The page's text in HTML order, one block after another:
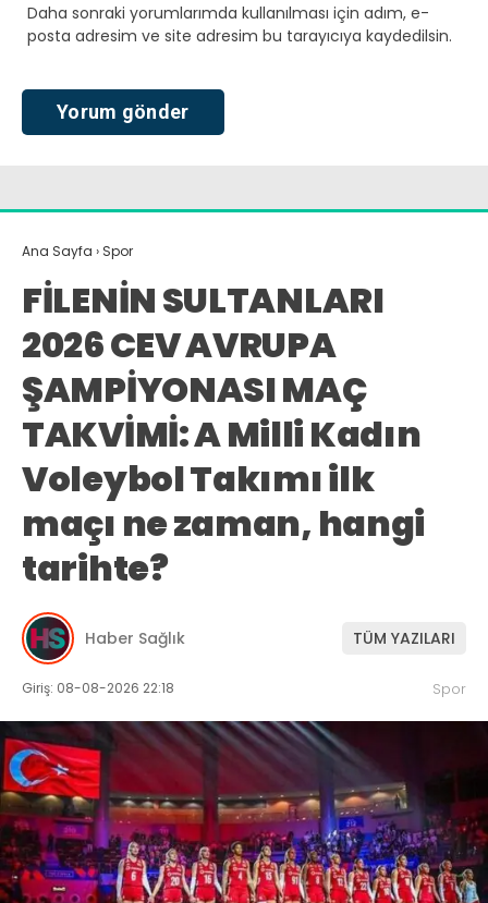
Daha sonraki yorumlarımda kullanılması için adım, e-
posta adresim ve site adresim bu tarayıcıya kaydedilsin.
Ana Sayfa › Spor
FİLENİN SULTANLARI
2026 CEV AVRUPA
ŞAMPİYONASI MAÇ
TAKVİMİ: A Milli Kadın
Voleybol Takımı ilk
maçı ne zaman, hangi
tarihte?
Haber Sağlık TÜM YAZILARI
Giriş: 08-08-2026 22:18 Spor